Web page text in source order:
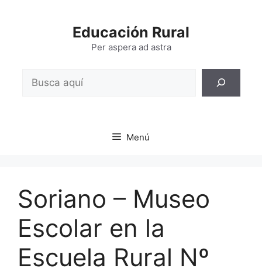
Educación Rural
Per aspera ad astra
Menú
Soriano – Museo
Escolar en la
Escuela Rural Nº